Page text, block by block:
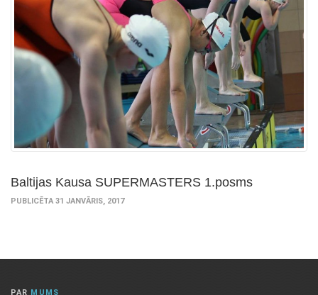
Baltijas Kausa SUPERMASTERS 1.posms
PUBLICĒTA 31 JANVĀRIS, 2017
PAR MUMS